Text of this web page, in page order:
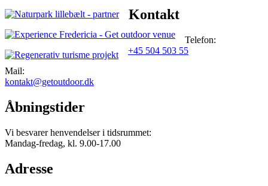
Kontakt
Telefon:
+45 504 503 55
Mail:
kontakt@getoutdoor.dk
Åbningstider
Vi besvarer henvendelser i tidsrummet:
Mandag-fredag, kl. 9.00-17.00
Adresse